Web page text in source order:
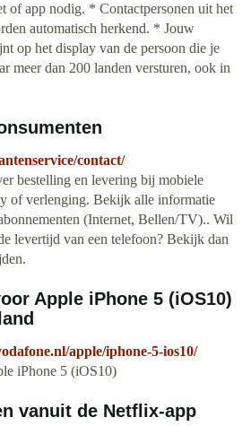
of app nodig. * Contactpersonen uit het
automatisch herkend. * Jouw
op het display van de persoon die je
meer dan 200 landen versturen, ook in
contact/
bestelling en levering bij mobiele
of verlenging. Bekijk alle informatie
(Internet, Bellen/TV).. Wil
levertijd van een telefoon? Bekijk dan
Apple iPhone 5 (iOS10)
apple/iphone-5-ios10/
iPhone 5 (iOS10)
vanuit de Netflix-app